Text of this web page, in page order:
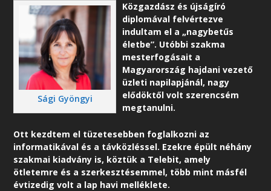
Sági Gyöngyi
Közgazdász és újságíró
diplomával felvértezve
indultam el a „nagybetűs
életbe”. Utóbbi szakma
mesterfogásait a
Magyarország hajdani vezető
üzleti napilapjánál, nagy
elődöktől volt szerencsém
megtanulni.
Ott kezdtem el tüzetesebben foglalkozni az
informatikával és a távközléssel. Ezekre épült néhány
szakmai kiadvány is, köztük a Telebit, amely
ötletemre és a szerkesztésemmel, több mint másfél
évtizedig volt a lap havi melléklete.